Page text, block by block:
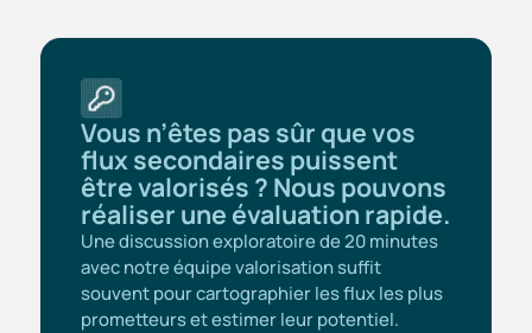
Vous n’êtes pas sûr que vos
flux secondaires puissent
être valorisés ? Nous pouvons
réaliser une évaluation rapide.
Une discussion exploratoire de 20 minutes
avec notre équipe valorisation suffit
souvent pour cartographier les flux les plus
prometteurs et estimer leur potentiel.